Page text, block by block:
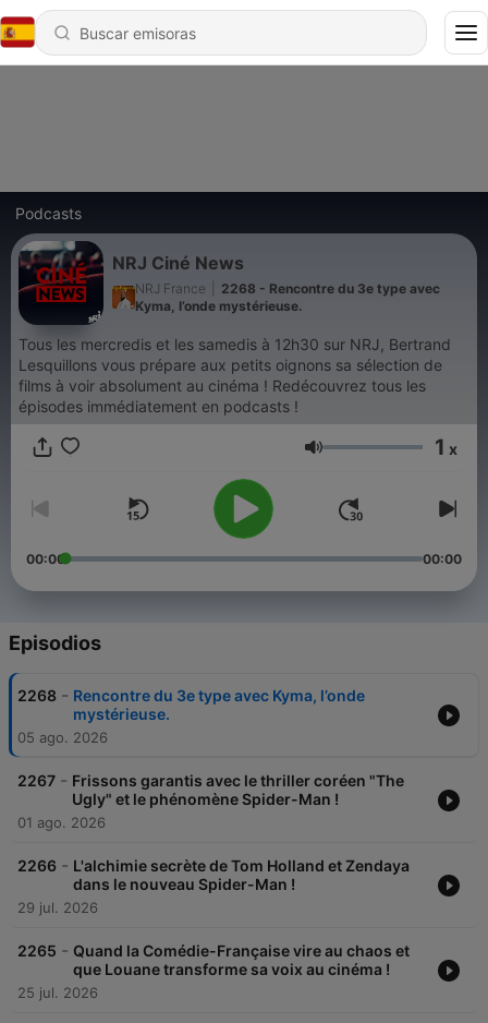
Podcasts
NRJ Ciné News
NRJ France
2268 - Rencontre du 3e type avec
Kyma, l’onde mystérieuse.
Tous les mercredis et les samedis à 12h30 sur NRJ, Bertrand
Lesquillons vous prépare aux petits oignons sa sélection de
films à voir absolument au cinéma ! Redécouvrez tous les
épisodes immédiatement en podcasts !
Volumen 1 x
00:00 00:00
Episodios
2268 - Rencontre du 3e type avec Kyma, l’onde
mystérieuse.
05 ago. 2026
2267 - Frissons garantis avec le thriller coréen "The
Ugly" et le phénomène Spider-Man !
01 ago. 2026
2266 - L'alchimie secrète de Tom Holland et Zendaya
dans le nouveau Spider-Man !
29 jul. 2026
2265 - Quand la Comédie-Française vire au chaos et
que Louane transforme sa voix au cinéma !
25 jul. 2026